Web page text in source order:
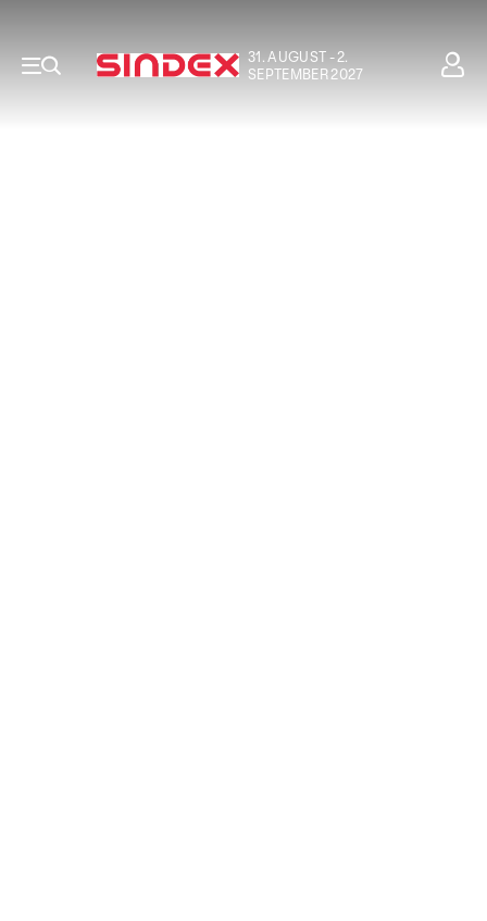
31. AUGUST - 2.
SEPTEMBER 2027